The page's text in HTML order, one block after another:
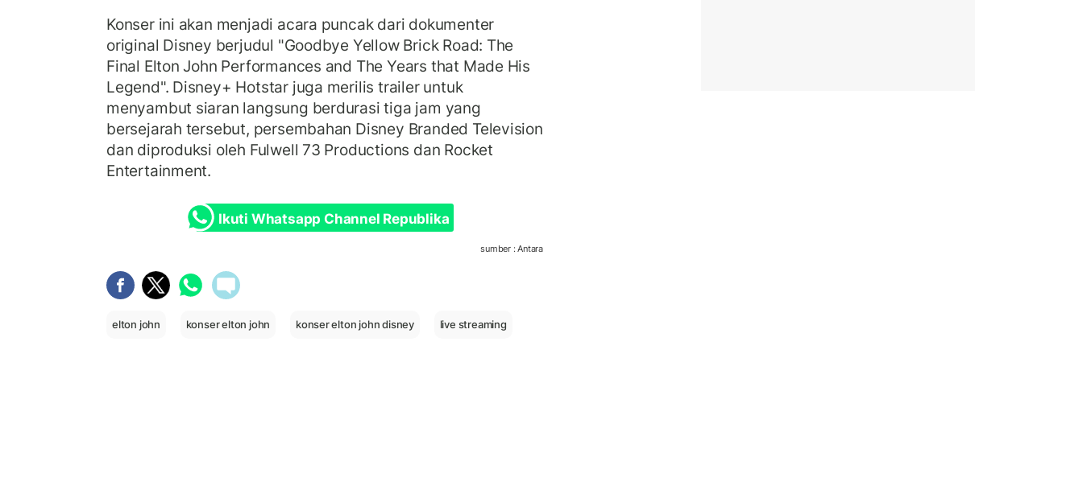
Konser ini akan menjadi acara puncak dari dokumenter
original Disney berjudul "Goodbye Yellow Brick Road: The
Final Elton John Performances and The Years that Made His
Legend". Disney+ Hotstar juga merilis trailer untuk
menyambut siaran langsung berdurasi tiga jam yang
bersejarah tersebut, persembahan Disney Branded Television
dan diproduksi oleh Fulwell 73 Productions dan Rocket
Entertainment.
Ikuti Whatsapp Channel Republika
sumber : Antara
elton john konser elton john konser elton john disney live streaming